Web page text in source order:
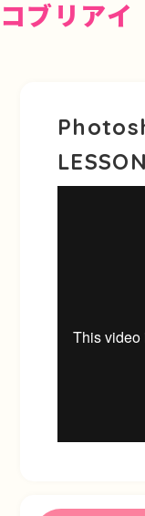
コブリアイ